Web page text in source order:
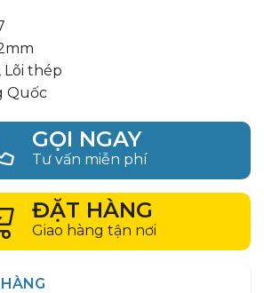
Lõi thép
Quốc
GỌI NGAY
Tư vấn miễn phí
ĐẶT HÀNG
Giao hàng tận nơi